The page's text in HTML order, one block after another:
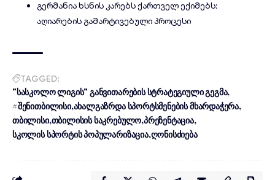
გერმანია ხსნის კარებს ქართველ ექიმებს:
აღიარების გამარტივებული პროცესი
TAGGED:
"სასკოლო ლიგის" განვითარების სტრატეგიული გეგმა
#შენითბილისი ახალგაზრდა სპორტსმენების მხარდაჭერა
თბილისი თბილისის საკრებულო პრეზენტაცია
სკოლის სპორტის პოპულარიზაცია ღონისძიება